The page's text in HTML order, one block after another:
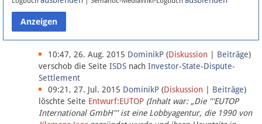
Datenschutz
Über Lobbypedia
Impressum
10:47, 26. Aug. 2015 DominikP (Diskussion Beiträge)
verschob die Seite ISDS nach Investor-State-Dispute-
Settlement
09:21, 27. Jul. 2015 DominikP (Diskussion Beiträge)
löschte Seite Entwurf:EUTOP (Inhalt war: „Die '''EUTOP
International GmbH''' ist eine Lobbyagentur, die 1990 von